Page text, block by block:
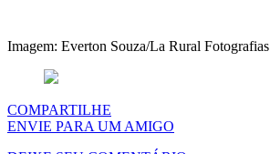
Imagem: Everton Souza/La Rural Fotografias
COMPARTILHE
ENVIE PARA UM AMIGO